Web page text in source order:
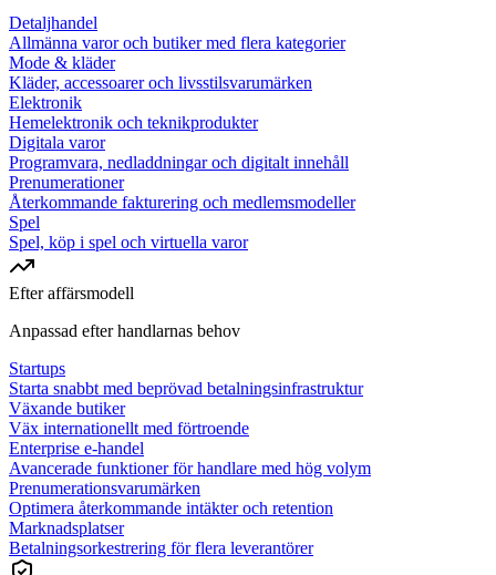
Detaljhandel
Allmänna varor och butiker med flera kategorier
Mode & kläder
Kläder, accessoarer och livsstilsvarumärken
Elektronik
Hemelektronik och teknikprodukter
Digitala varor
Programvara, nedladdningar och digitalt innehåll
Prenumerationer
Återkommande fakturering och medlemsmodeller
Spel
Spel, köp i spel och virtuella varor
Efter affärsmodell
Anpassad efter handlarnas behov
Startups
Starta snabbt med beprövad betalningsinfrastruktur
Växande butiker
Väx internationellt med förtroende
Enterprise e-handel
Avancerade funktioner för handlare med hög volym
Prenumerationsvarumärken
Optimera återkommande intäkter och retention
Marknadsplatser
Betalningsorkestrering för flera leverantörer